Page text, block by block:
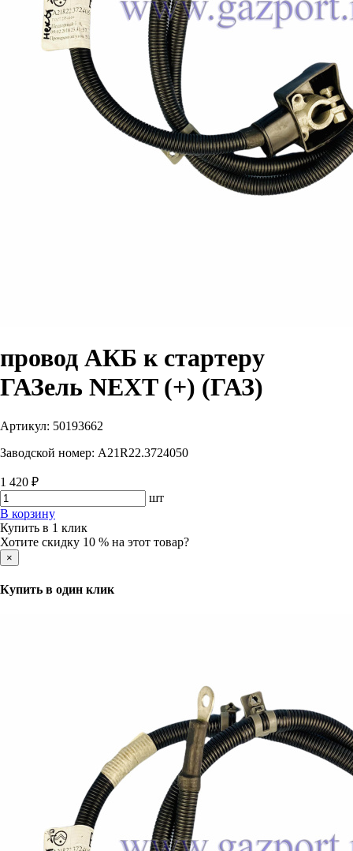
провод АКБ к стартеру
ГАЗель NEXT (+) (ГАЗ)
Артикул: 50193662
Заводской номер: A21R22.3724050
1 420 ₽
шт
В корзину
Купить в 1 клик
Хотите скидку 10 % на этот товар?
×
Купить в один клик